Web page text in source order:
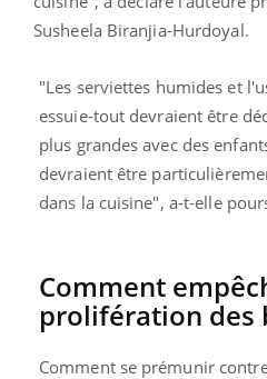
Susheela Biranjia-Hurdoyal.
"Les serviettes humides et
essuie-tout devraient être
plus grandes avec des
devraient être
dans la cuisine", a-t-elle
Comment
prolifération des
Comment se prémunir